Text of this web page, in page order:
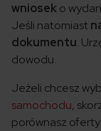
wnioseko
Jeśli natomiast
dokumentu.
dowodu.
Jeżeli chcesz
samochodu,
porównasz